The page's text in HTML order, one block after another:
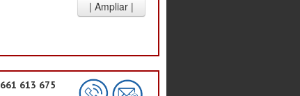
661 613 675